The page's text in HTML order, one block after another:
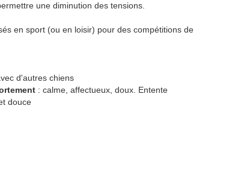
une diminution des tensions.
en sport (ou en loisir) pour des compétitions de
d'autres chiens
: calme, affectueux, doux. Entente
douce